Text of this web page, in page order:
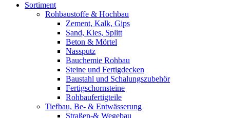
Sortiment
Rohbaustoffe & Hochbau
Zement, Kalk, Gips
Sand, Kies, Splitt
Beton & Mörtel
Nassputz
Bauchemie Rohbau
Steine und Fertigdecken
Baustahl und Schalungszubehör
Fertigschornsteine
Rohbaufertigteile
Tiefbau, Be- & Entwässerung
Straßen-& Wegebau